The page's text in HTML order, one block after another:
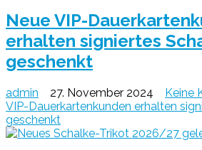
Neue VIP-
erhalten signiertes
geschenkt
admin 27. November 2024 Keine
VIP-Dauerkartenkunden erhalten
geschenkt